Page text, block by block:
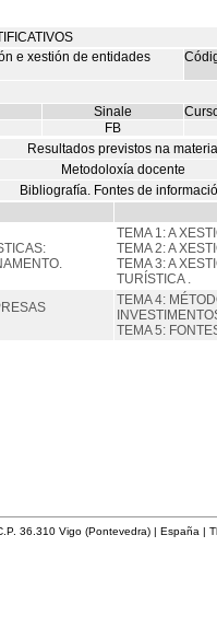
e xestión de entidades
Sinale
FB
Resultados previstos na materia
Metodoloxía docente
Bibliografía. Fontes de
TEMA 1: A
TEMA 2: A
TEMA 3: A
TURÍSTICA .
TEMA 4:
TEMA 5:
Vigo (Pontevedra) | España |